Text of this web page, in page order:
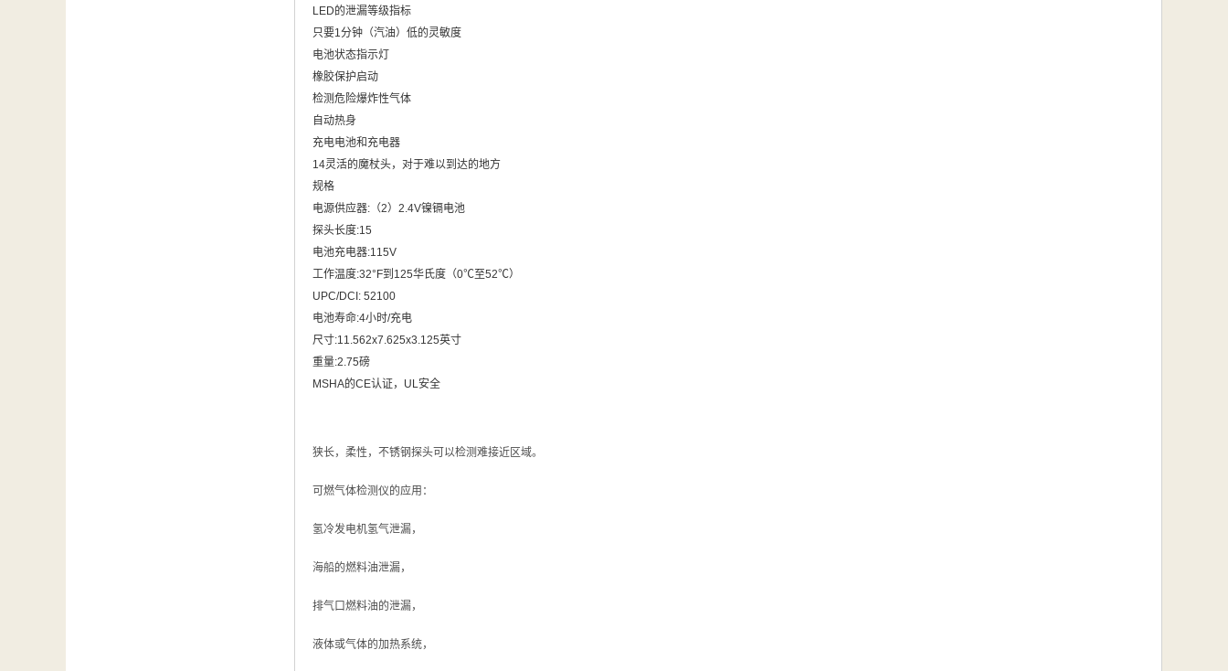
LED的泄漏等级指标
只要1分钟（汽油）低的灵敏度
电池状态指示灯
橡胶保护启动
检测危险爆炸性气体
自动热身
充电电池和充电器
14灵活的魔杖头，对于难以到达的地方
规格
电源供应器:（2）2.4V镍镉电池
探头长度:15
电池充电器:115V
工作温度:32°F到125华氏度（0℃至52℃）
UPC/DCI: 52100
电池寿命:4小时/充电
尺寸:11.562x7.625x3.125英寸
重量:2.75磅
MSHA的CE认证，UL安全
狭长，柔性，不锈钢探头可以检测难接近区域。
可燃气体检测仪的应用：
氢冷发电机氢气泄漏，
海船的燃料油泄漏，
排气口燃料油的泄漏，
液体或气体的加热系统，